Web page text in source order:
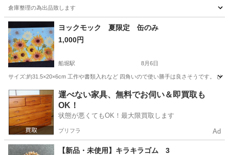
倉庫整理の為出品致します
東京 板橋区 志村坂上駅 その他
ヨックモック 夏限定 缶のみ
1,000円
船堀駅 8月6日
サイズ:約31.5×20×6cm 工作や書類入れなど 四角いので使い勝手は良さそうです。 ひ
東京 江戸川区 船堀駅 その他 ヨックモック
運べない家具、無料でお伺い＆即買取も
OK！
状態が悪くてもOK！最大限買取します
プリフラ Ad
【新品・未使用】キラキラゴム 3